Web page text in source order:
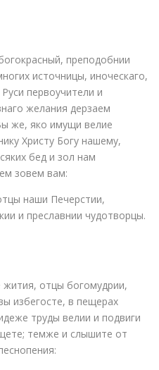
преподобнии
источницы, иноческаго,
первоучители и
желания дерзаем
же, яко имущи велие
Христу Богу нашему,
бед и зол нам
зовем вам:
наши Печерстии,
и преславнии чудотворцы.
отцы богомудрии,
избегосте, в пещерах
труды велии и подвиги
темже и слышите от